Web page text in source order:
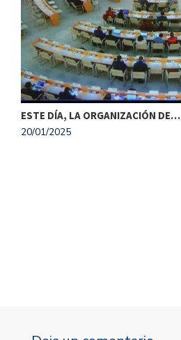
ESTE DÍA, LA ORGANIZACIÓN DE…
20/01/2025